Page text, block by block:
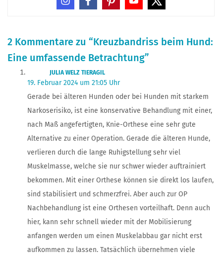
2 Kommentare zu “Kreuzbandriss beim Hund:
Eine umfassende Betrachtung”
JULIA WELZ TIERAGIL
19. Februar 2024 um 21:05 Uhr
Gerade bei älteren Hunden oder bei Hunden mit starkem
Narkoserisiko, ist eine konservative Behandlung mit einer,
nach Maß angefertigten, Knie-Orthese eine sehr gute
Alternative zu einer Operation. Gerade die älteren Hunde,
verlieren durch die lange Ruhigstellung sehr viel
Muskelmasse, welche sie nur schwer wieder auftrainiert
bekommen. Mit einer Orthese können sie direkt los laufen,
sind stabilisiert und schmerzfrei. Aber auch zur OP
Nachbehandlung ist eine Orthesen vorteilhaft. Denn auch
hier, kann sehr schnell wieder mit der Mobilisierung
anfangen werden um einen Muskelabbau gar nicht erst
aufkommen zu lassen. Tatsächlich übernehmen viele